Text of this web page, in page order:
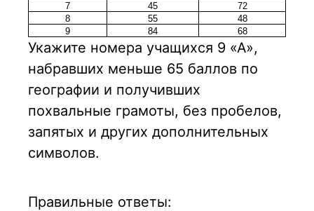
7
45
72
8
55
48
9
84 68
Укажите номера учащихся 9 «А»,
набравших меньше 65 баллов по
географии и получивших
похвальные грамоты, без пробелов,
запятых и других дополнительных
символов.
Правильные ответы: